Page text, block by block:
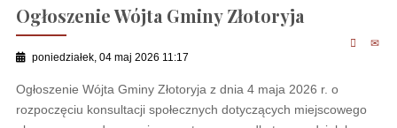
Ogłoszenie Wójta Gminy Złotoryja
poniedziałek, 04 maj 2026 11:17
Ogłoszenie Wójta Gminy Złotoryja z dnia 4 maja 2026 r. o
rozpoczęciu konsultacji społecznych dotyczących miejscowego